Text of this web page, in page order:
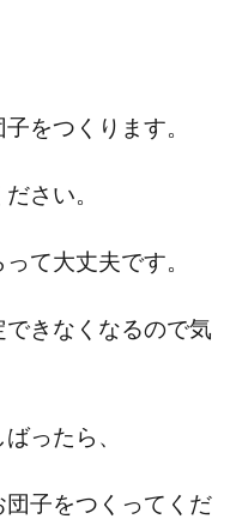
をつくります。
さい。
て大丈夫です。
きなくなるので気
ったら、
子をつくってくだ